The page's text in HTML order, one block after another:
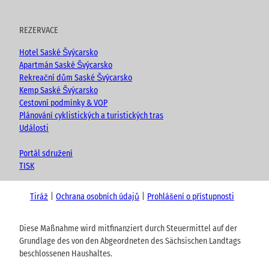
REZERVACE
Hotel Saské Švýcarsko
Apartmán Saské Švýcarsko
Rekreační dům Saské Švýcarsko
Kemp Saské Švýcarsko
Cestovní podmínky & VOP
Plánování cyklistických a turistických tras
Události
Portál sdružení
TISK
Tiráž Ochrana osobních údajů Prohlášení o přístupnosti
Diese Maßnahme wird mitfinanziert durch Steuermittel auf der
Grundlage des von den Abgeordneten des Sächsischen Landtags
beschlossenen Haushaltes.